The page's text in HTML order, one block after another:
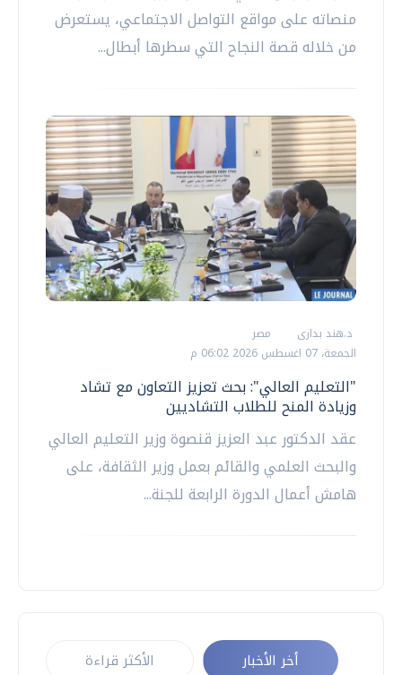
منصاته على مواقع التواصل الاجتماعي، يستعرض
من خلاله قصة النجاح التي سطرها أبطال...
د.هند بدارى
مصر
الجمعة، 07 اغسطس 2026 06:02 م
"التعليم العالي": بحث تعزيز التعاون مع تشاد
وزيادة المنح للطلاب التشاديين
عقد الدكتور عبد العزيز قنصوة وزير التعليم العالي
والبحث العلمي والقائم بعمل وزير الثقافة، على
هامش أعمال الدورة الرابعة للجنة...
أخر الأخبار الأكثر قراءة